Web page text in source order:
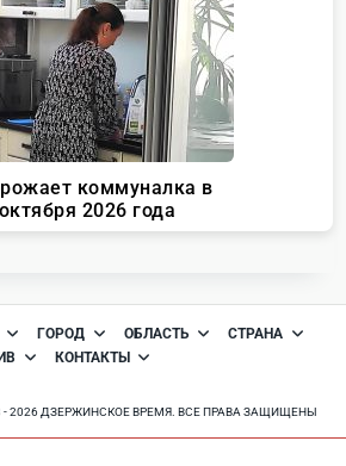
ГОРОД ОБЛАСТЬ
СТРАНА
КОНТАКТЫ
- 2026 ДЗЕРЖИНСКОЕ ВРЕМЯ. ВСЕ ПРАВА ЗАЩИЩЕНЫ